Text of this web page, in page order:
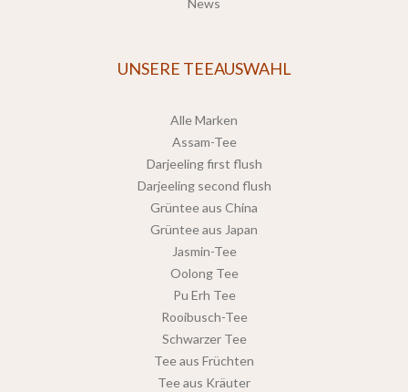
UNSERE TEEAUSWAHL
Alle Marken
Assam-Tee
Darjeeling first flush
Darjeeling second flush
Grüntee aus China
Grüntee aus Japan
Jasmin-Tee
Oolong Tee
Pu Erh Tee
Rooibusch-Tee
Schwarzer Tee
Tee aus Früchten
Tee aus Kräuter